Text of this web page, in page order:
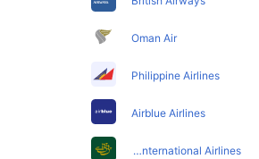
Oman Air
Philippine Airlines
Airblue Airlines
Pakistan International Airlines